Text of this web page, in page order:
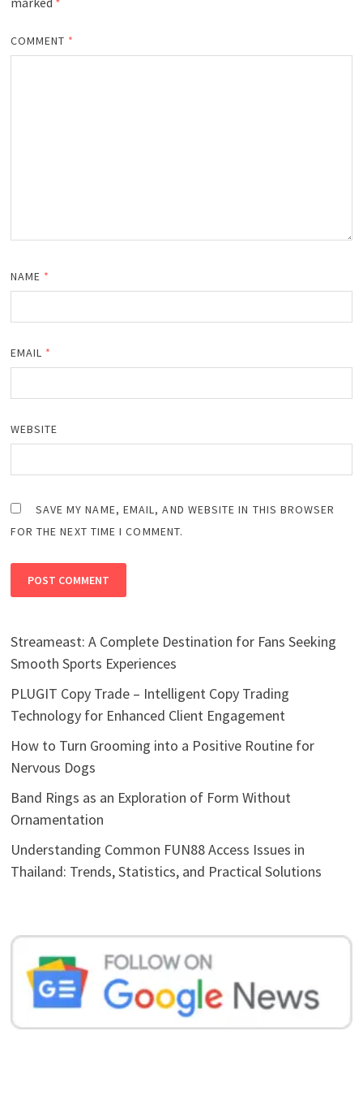
COMMENT *
NAME *
EMAIL *
WEBSITE
SAVE MY NAME, EMAIL, AND WEBSITE IN THIS BROWSER
FOR THE NEXT TIME I COMMENT.
Streameast: A Complete Destination for Fans Seeking
Smooth Sports Experiences
PLUGIT Copy Trade – Intelligent Copy Trading
Technology for Enhanced Client Engagement
How to Turn Grooming into a Positive Routine for
Nervous Dogs
Band Rings as an Exploration of Form Without
Ornamentation
Understanding Common FUN88 Access Issues in
Thailand: Trends, Statistics, and Practical Solutions